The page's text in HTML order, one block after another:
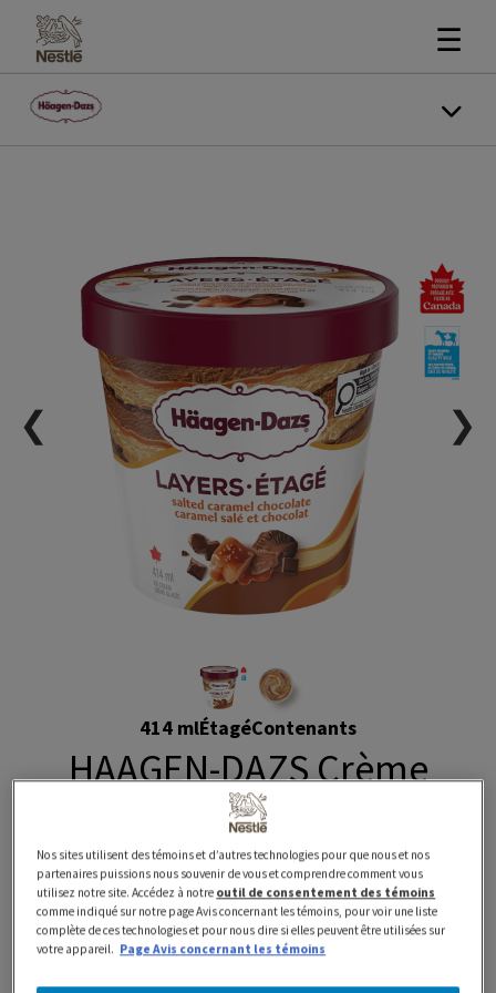
☰
❮ ❯
414 mlÉtagéContenants
HAAGEN-DAZS Crème
glacée EXTRÄAZ étagée au
caramel salé et au chocolat
Préparé avec fierté au Canada avec des produits laitiers
Nos sites utilisent des témoins et d’autres technologies pour que nous et nos
partenaires puissions nous souvenir de vous et comprendre comment vous
utilisez notre site. Accédez à notre outil de consentement des témoins
comme indiqué sur notre page Avis concernant les témoins, pour voir une liste
complète de ces technologies et pour nous dire si elles peuvent être utilisées sur
votre appareil. Page Avis concernant les témoins